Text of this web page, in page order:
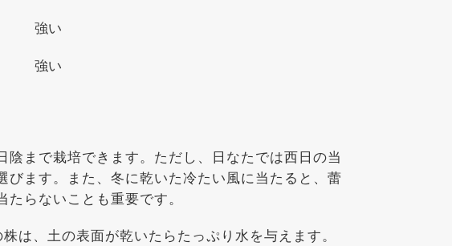
強い
強い
まで栽培できます。ただし、日なたでは西日の当
ます。また、冬に乾いた冷たい風に当たると、蕾
らないことも重要です。
は、土の表面が乾いたらたっぷり水を与えます。